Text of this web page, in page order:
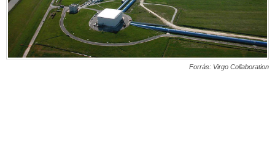
Forrás: Virgo Collaboration